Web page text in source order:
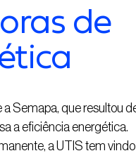
de
Semapa, que resultou
a eficiência energética.
a UTIS tem